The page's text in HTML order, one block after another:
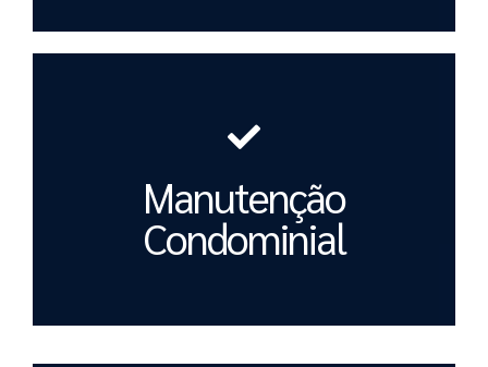
Manutenção
Condominial